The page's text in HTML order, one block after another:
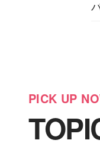
PICK UP